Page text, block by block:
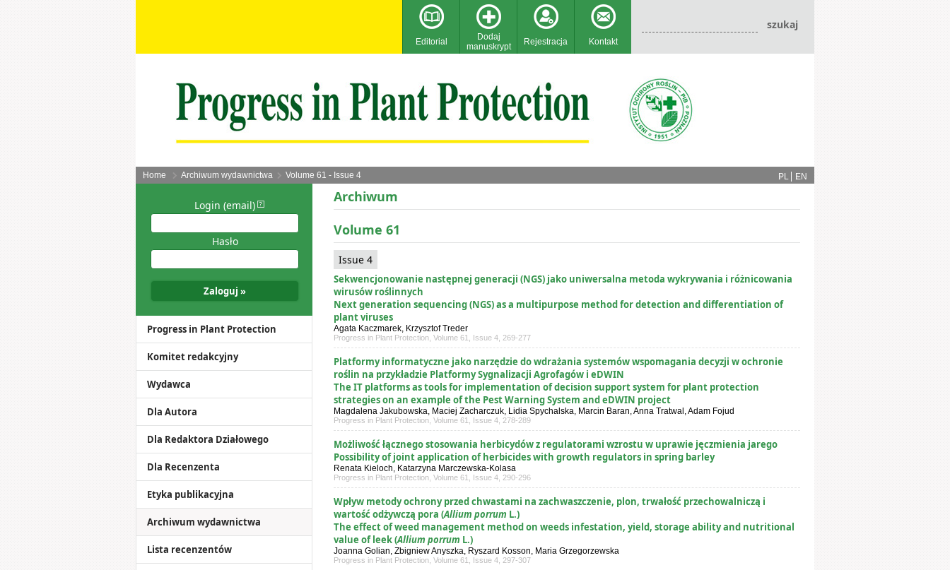
Editorial
Dodaj
manuskrypt
Rejestracja Kontakt
Home Archiwum wydawnictwa Volume 61 - Issue 4 PL EN
Login (email)
Hasło
Progress in Plant Protection
Komitet redakcyjny
Wydawca
Dla Autora
Dla Redaktora Działowego
Dla Recenzenta
Etyka publikacyjna
Archiwum wydawnictwa
Lista recenzentów
Archiwum
Volume 61
Issue 4
Sekwencjonowanie następnej generacji (NGS) jako uniwersalna metoda wykrywania i różnicowania
wirusów roślinnych
Next generation sequencing (NGS) as a multipurpose method for detection and differentiation of
plant viruses
Agata Kaczmarek, Krzysztof Treder
Progress in Plant Protection, Volume 61, Issue 4, 269-277
Platformy informatyczne jako narzędzie do wdrażania systemów wspomagania decyzji w ochronie
roślin na przykładzie Platformy Sygnalizacji Agrofagów i eDWIN
The IT platforms as tools for implementation of decision support system for plant protection
strategies on an example of the Pest Warning System and eDWIN project
Magdalena Jakubowska, Maciej Zacharczuk, Lidia Spychalska, Marcin Baran, Anna Tratwal, Adam Fojud
Progress in Plant Protection, Volume 61, Issue 4, 278-289
Możliwość łącznego stosowania herbicydów z regulatorami wzrostu w uprawie jęczmienia jarego
Possibility of joint application of herbicides with growth regulators in spring barley
Renata Kieloch, Katarzyna Marczewska-Kolasa
Progress in Plant Protection, Volume 61, Issue 4, 290-296
Wpływ metody ochrony przed chwastami na zachwaszczenie, plon, trwałość przechowalniczą i
wartość odżywczą pora (Allium porrum L.)
The effect of weed management method on weeds infestation, yield, storage ability and nutritional
value of leek (Allium porrum L.)
Joanna Golian, Zbigniew Anyszka, Ryszard Kosson, Maria Grzegorzewska
Progress in Plant Protection, Volume 61, Issue 4, 297-307